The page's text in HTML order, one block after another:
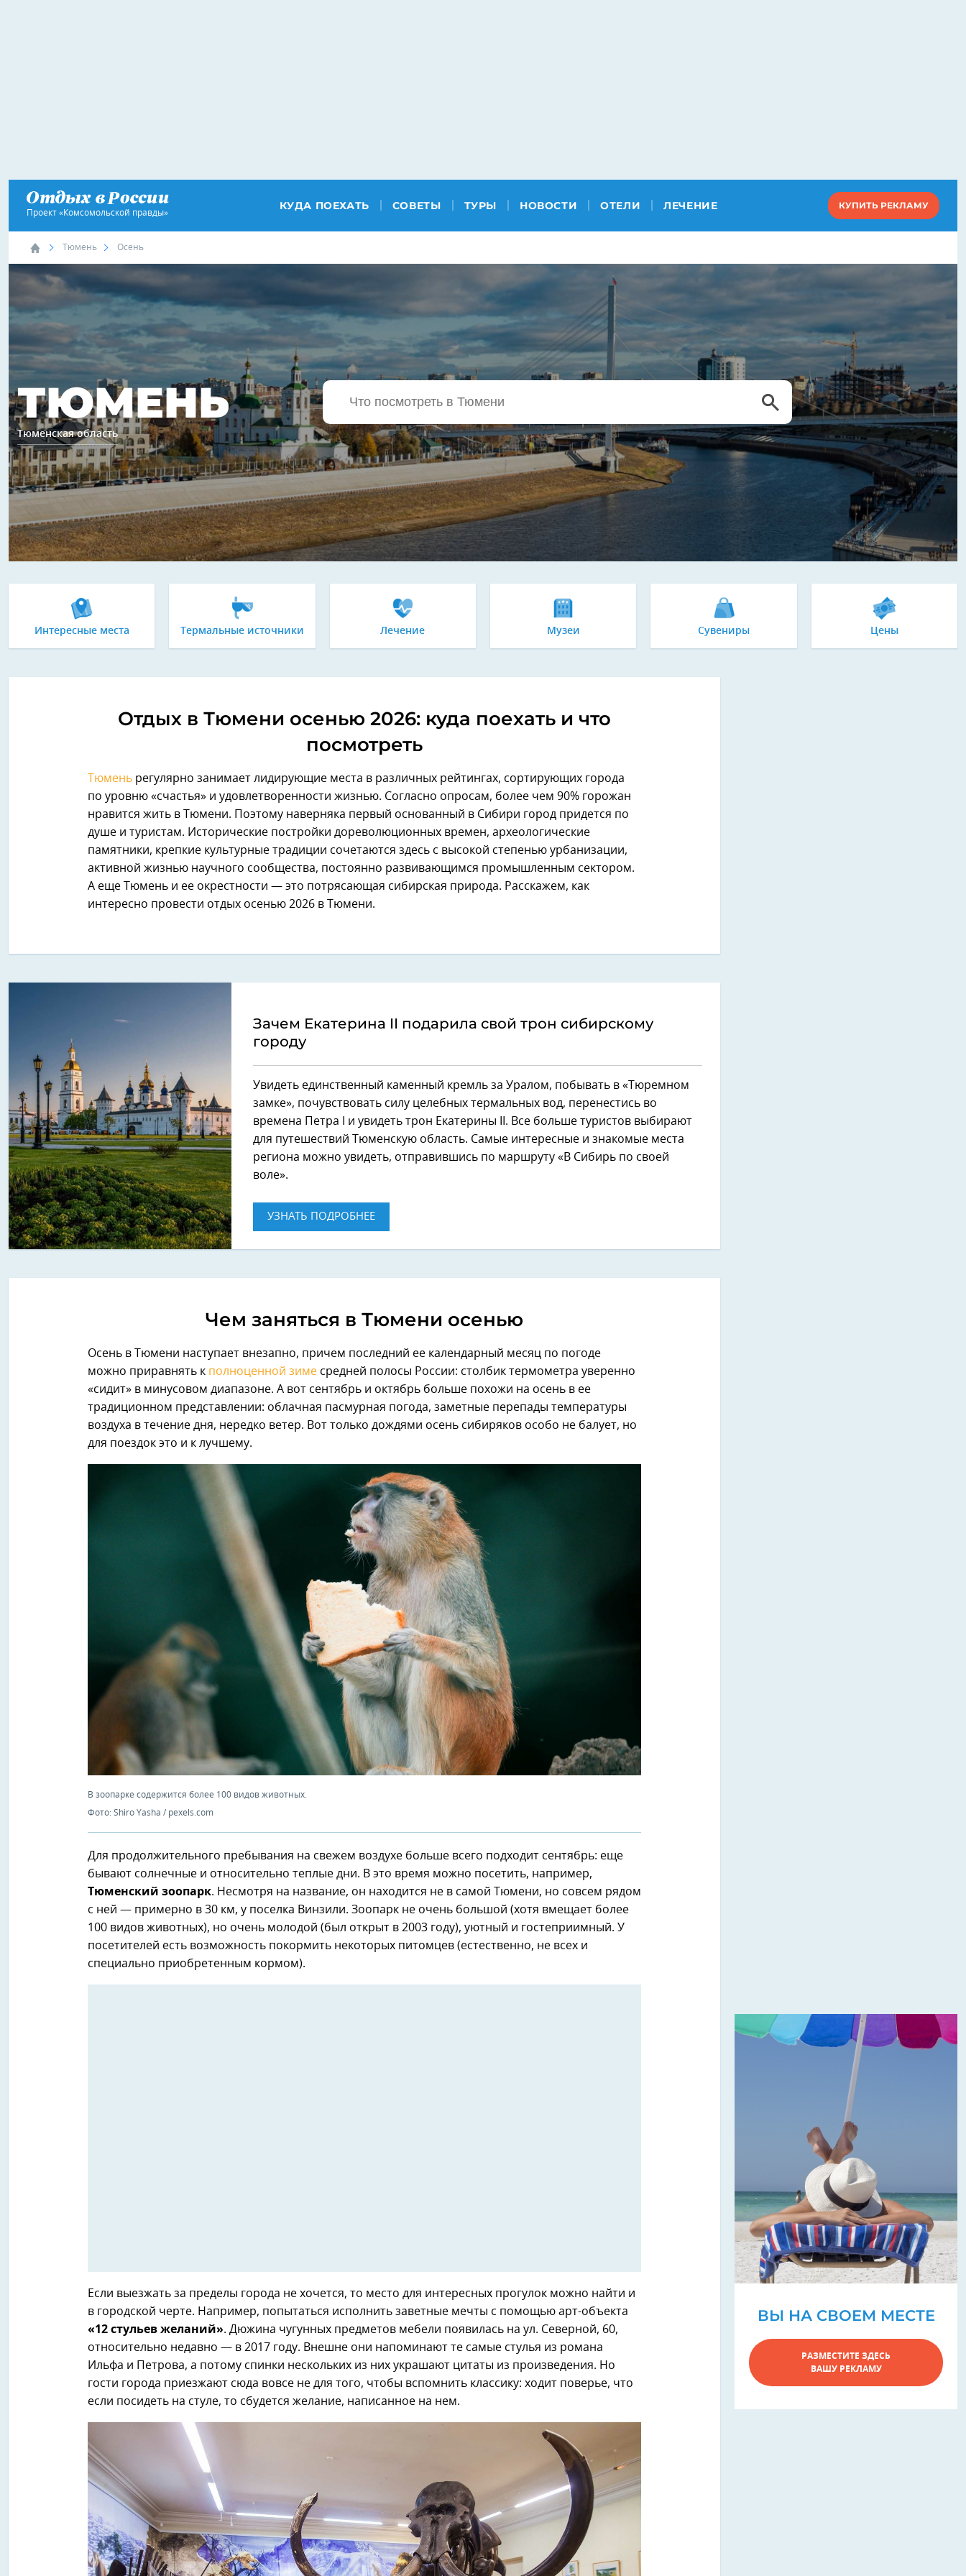
Проект «Комсомольской правды»
КУДА ПОЕХАТЬ СОВЕТЫ ТУРЫ НОВОСТИ ОТЕЛИ ЛЕЧЕНИЕ КУПИТЬ РЕКЛАМУ
Тюмень Осень
ТЮМЕНЬ
Тюменская область
Интересные места Термальные источники Лечение Музеи Сувениры Цены
Отдых в Тюмени осенью 2026: куда поехать и что
посмотреть
Тюмень регулярно занимает лидирующие места в различных рейтингах, сортирующих города
по уровню «счастья» и удовлетворенности жизнью. Согласно опросам, более чем 90% горожан
нравится жить в Тюмени. Поэтому наверняка первый основанный в Сибири город придется по
душе и туристам. Исторические постройки дореволюционных времен, археологические
памятники, крепкие культурные традиции сочетаются здесь с высокой степенью урбанизации,
активной жизнью научного сообщества, постоянно развивающимся промышленным сектором.
А еще Тюмень и ее окрестности — это потрясающая сибирская природа. Расскажем, как
интересно провести отдых осенью 2026 в Тюмени.
Зачем Екатерина II подарила свой трон сибирскому
городу
Увидеть единственный каменный кремль за Уралом, побывать в «Тюремном
замке», почувствовать силу целебных термальных вод, перенестись во
времена Петра I и увидеть трон Екатерины II. Все больше туристов выбирают
для путешествий Тюменскую область. Самые интересные и знакомые места
региона можно увидеть, отправившись по маршруту «В Сибирь по своей
воле».
УЗНАТЬ ПОДРОБНЕЕ
Чем заняться в Тюмени осенью
Осень в Тюмени наступает внезапно, причем последний ее календарный месяц по погоде
можно приравнять к полноценной зиме средней полосы России: столбик термометра уверенно
«сидит» в минусовом диапазоне. А вот сентябрь и октябрь больше похожи на осень в ее
традиционном представлении: облачная пасмурная погода, заметные перепады температуры
воздуха в течение дня, нередко ветер. Вот только дождями осень сибиряков особо не балует, но
для поездок это и к лучшему.
В зоопарке содержится более 100 видов животных.
Фото: Shiro Yasha / pexels.com
Для продолжительного пребывания на свежем воздухе больше всего подходит сентябрь: еще
бывают солнечные и относительно теплые дни. В это время можно посетить, например,
Тюменский зоопарк. Несмотря на название, он находится не в самой Тюмени, но совсем рядом
с ней — примерно в 30 км, у поселка Винзили. Зоопарк не очень большой (хотя вмещает более
100 видов животных), но очень молодой (был открыт в 2003 году), уютный и гостеприимный. У
посетителей есть возможность покормить некоторых питомцев (естественно, не всех и
специально приобретенным кормом).
Если выезжать за пределы города не хочется, то место для интересных прогулок можно найти и
в городской черте. Например, попытаться исполнить заветные мечты с помощью арт-объекта
«12 стульев желаний». Дюжина чугунных предметов мебели появилась на ул. Северной, 60,
относительно недавно — в 2017 году. Внешне они напоминают те самые стулья из романа
Ильфа и Петрова, а потому спинки нескольких из них украшают цитаты из произведения. Но
гости города приезжают сюда вовсе не для того, чтобы вспомнить классику: ходит поверье, что
если посидеть на стуле, то сбудется желание, написанное на нем.
ВЫ НА СВОЕМ МЕСТЕ
РАЗМЕСТИТЕ ЗДЕСЬ
ВАШУ РЕКЛАМУ